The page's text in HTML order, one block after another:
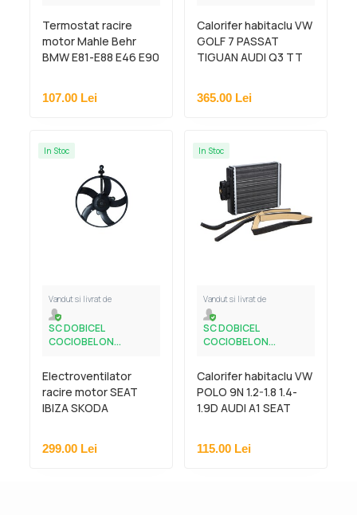
Termostat racire
motor Mahle Behr
BMW E81-E88 E46 E90
107.00 Lei
Calorifer habitaclu VW
GOLF 7 PASSAT
TIGUAN AUDI Q3 TT
365.00 Lei
In Stoc
Vandut si livrat de
SC DOBICEL
COCIOBEL ON...
Electroventilator
racire motor SEAT
IBIZA SKODA
299.00 Lei
In Stoc
Vandut si livrat de
SC DOBICEL
COCIOBEL ON...
Calorifer habitaclu VW
POLO 9N 1.2-1.8 1.4-
1.9D AUDI A1 SEAT
115.00 Lei